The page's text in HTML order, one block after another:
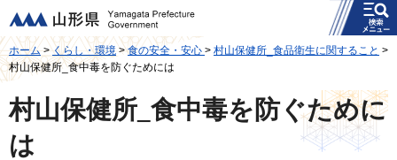
山形県
メニュー
ホーム>くらし・環境 >食の安全・安心 > 村山保健所_食品衛生に関すること >
村山保健所_食中毒を防ぐためには
村山保健所_食中毒を防ぐために
は